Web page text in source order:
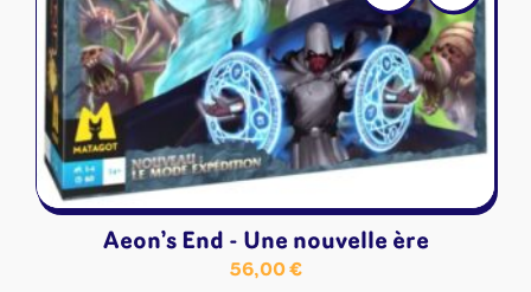
Aeon’s End - Une nouvelle ère
56,00€